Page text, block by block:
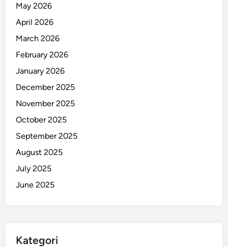
May 2026
April 2026
March 2026
February 2026
January 2026
December 2025
November 2025
October 2025
September 2025
August 2025
July 2025
June 2025
Kategori